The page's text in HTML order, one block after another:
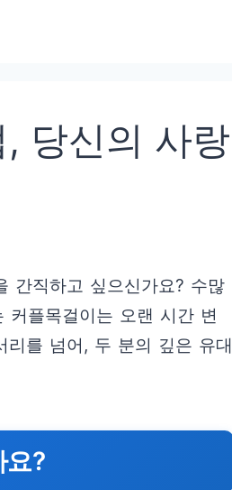
당신의 사랑
간직하고 싶으신가요? 수많
커플목걸이는 오랜 시간 변
리를 넘어, 두 분의 깊은 유대
요?